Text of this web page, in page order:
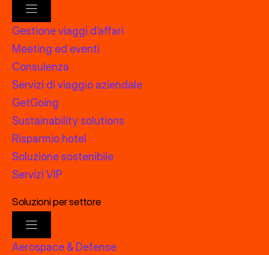
Gestione viaggi d’affari
Meeting ed eventi
Consulenza
Servizi di viaggio aziendale
GetGoing
Sustainability solutions
Risparmio hotel
Soluzione sostenibile
Servizi VIP
Soluzioni per settore
Aerospace & Defense